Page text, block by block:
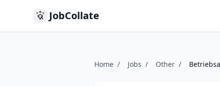
JobCollate
Home / Jobs / Other /